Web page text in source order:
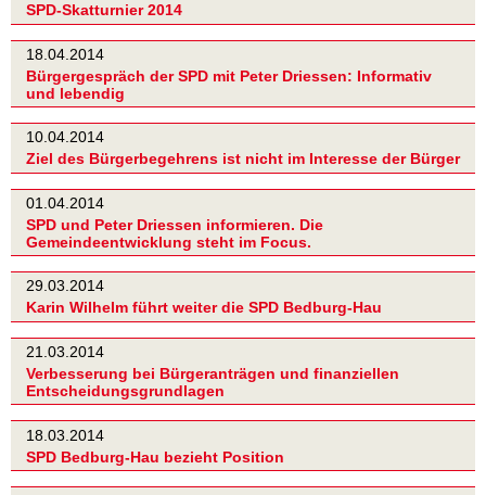
SPD-Skatturnier 2014
18.04.2014
Bürgergespräch der SPD mit Peter Driessen: Informativ
und lebendig
10.04.2014
Ziel des Bürgerbegehrens ist nicht im Interesse der Bürger
01.04.2014
SPD und Peter Driessen informieren. Die
Gemeindeentwicklung steht im Focus.
29.03.2014
Karin Wilhelm führt weiter die SPD Bedburg-Hau
21.03.2014
Verbesserung bei Bürgeranträgen und finanziellen
Entscheidungsgrundlagen
18.03.2014
SPD Bedburg-Hau bezieht Position